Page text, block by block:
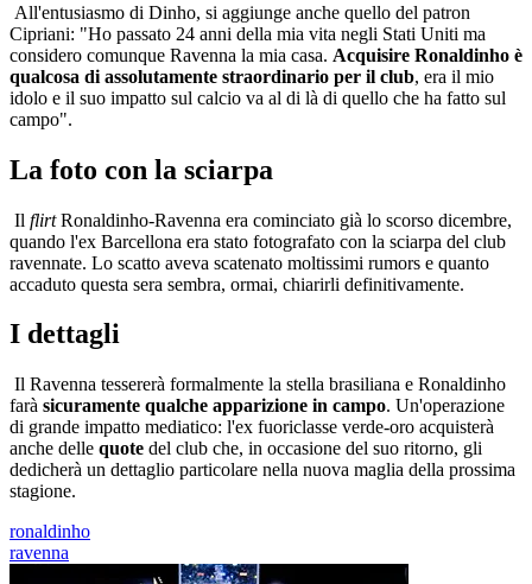
All'entusiasmo di Dinho, si aggiunge anche quello del patron
Cipriani: "Ho passato 24 anni della mia vita negli Stati Uniti ma
considero comunque Ravenna la mia casa. Acquisire Ronaldinho è
qualcosa di assolutamente straordinario per il club, era il mio
idolo e il suo impatto sul calcio va al di là di quello che ha fatto sul
campo".
La foto con la sciarpa
Il flirtRonaldinho-Ravenna era cominciato già lo scorso dicembre,
quando l'ex Barcellona era stato fotografato con la sciarpa del club
ravennate. Lo scatto aveva scatenato moltissimi rumors e quanto
accaduto questa sera sembra, ormai, chiarirli definitivamente.
I dettagli
Il Ravenna tessererà formalmente la stella brasiliana e Ronaldinho
farà sicuramente qualche apparizione in campo. Un'operazione
di grande impatto mediatico: l'ex fuoriclasse verde-oro acquisterà
anche delle quote del club che, in occasione del suo ritorno, gli
dedicherà un dettaglio particolare nella nuova maglia della prossima
stagione.
ronaldinho
ravenna